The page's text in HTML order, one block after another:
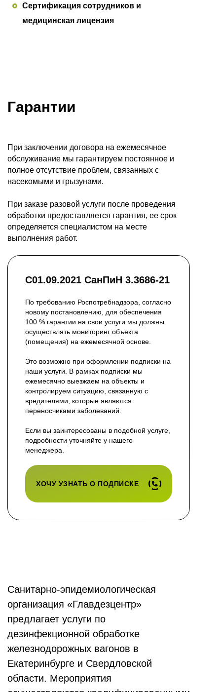
Сертификация сотрудников и
медицинская лицензия
Гарантии
При заключении договора на ежемесячное
обслуживание мы гарантируем постоянное и
полное отсутствие проблем, связанных с
насекомыми и грызунами.
При заказе разовой услуги после проведения
обработки предоставляется гарантия, ее срок
определяется специалистом на месте
выполнения работ.
С01.09.2021 СанПиН 3.3686-21
По требованию Роспотребнадзора, согласно
новому постановлению, для обеспечения
100 % гарантии на свои услуги мы должны
осуществлять мониторинг объекта
(помещения) на ежемесячной основе.
Это возможно при оформлении подписки на
наши услуги. В рамках подписки мы
ежемесячно выезжаем на объекты и
контролируем ситуацию, связанную с
вредителями, которые являются
переносчиками заболеваний.
Если вы заинтересованы в подобной услуге,
подробности уточняйте у нашего
менеджера.
ХОЧУ УЗНАТЬ О ПОДПИСКЕ
Санитарно-эпидемиологическая
организация «Главдезцентр»
предлагает услуги по
дезинфекционной обработке
железнодорожных вагонов в
Екатеринбурге и Свердловской
области. Мероприятия